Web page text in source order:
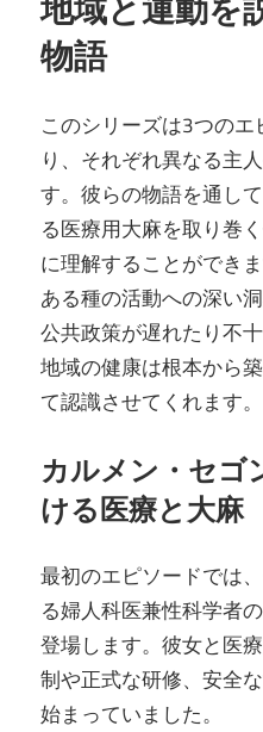
物語
このシリーズは3つの
り、それぞれ異なる主
す。彼らの物語を通し
る医療用大麻を取り巻
に理解することができ
ある種の活動への深い
公共政策が遅れたり不
地域の健康は根本から
て認識させてくれます。
カルメン・セゴ
ける医療と大麻
最初のエピソードでは
る婦人科医兼性科学者
登場します。彼女と医
制や正式な研修、安全
始まっていました。